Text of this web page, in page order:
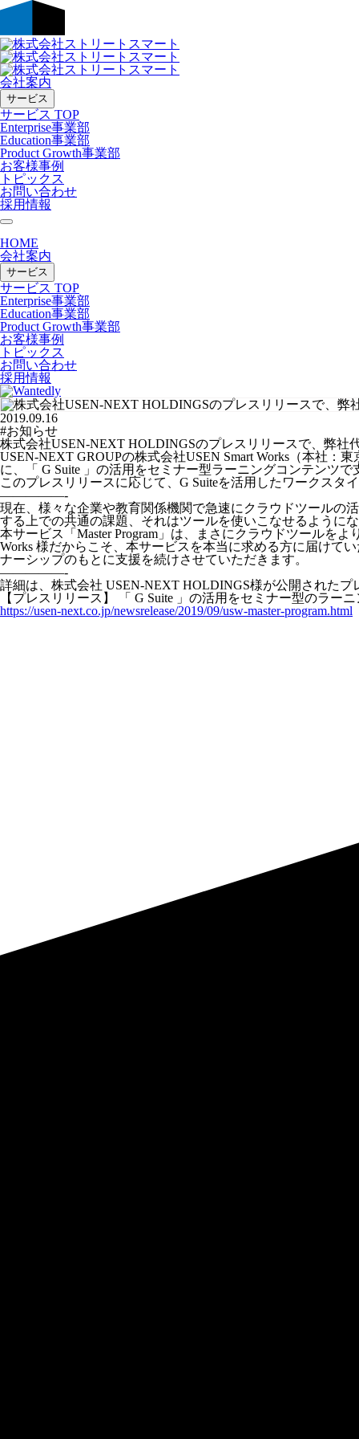
会社案内
サービス
サービス TOP
Enterprise事業部
Education事業部
Product Growth事業部
お客様事例
トピックス
お問い合わせ
採用情報
HOME
会社案内
サービス
サービス TOP
Enterprise事業部
Education事業部
Product Growth事業部
お客様事例
トピックス
お問い合わせ
採用情報
2019.09.16
#お知らせ
株式会社USEN-NEXT HOLDINGSのプレスリリースで、弊社
USEN-NEXT GROUPの株式会社USEN Smart Works（本社：
に、「 G Suite 」の活用をセミナー型ラーニングコンテンツで
このプレスリリースに応じて、G Suiteを活用したワークスタ
—————-
現在、様々な企業や教育関係機関で急速にクラウドツールの
する上での共通の課題、それはツールを使いこなせるように
本サービス「Master Program」は、まさにクラウドツールを
Works 様だからこそ、本サービスを本当に求める方に届けて
ナーシップのもとに支援を続けさせていただきます。
—————-
詳細は、株式会社 USEN-NEXT HOLDINGS様が公開されたプ
【プレスリリース】 「 G Suite 」の活用をセミナー型のラー
https://usen-next.co.jp/newsrelease/2019/09/usw-master-program.html